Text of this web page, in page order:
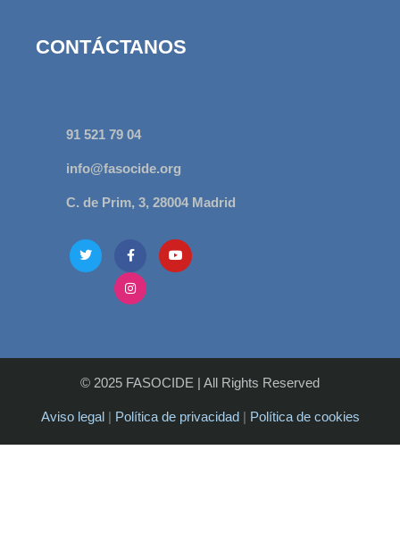
CONTÁCTANOS
91 521 79 04
info@fasocide.org
C. de Prim, 3, 28004 Madrid
© 2025 FASOCIDE | All Rights Reserved
Aviso legal| Política de privacidad| Política de cookies